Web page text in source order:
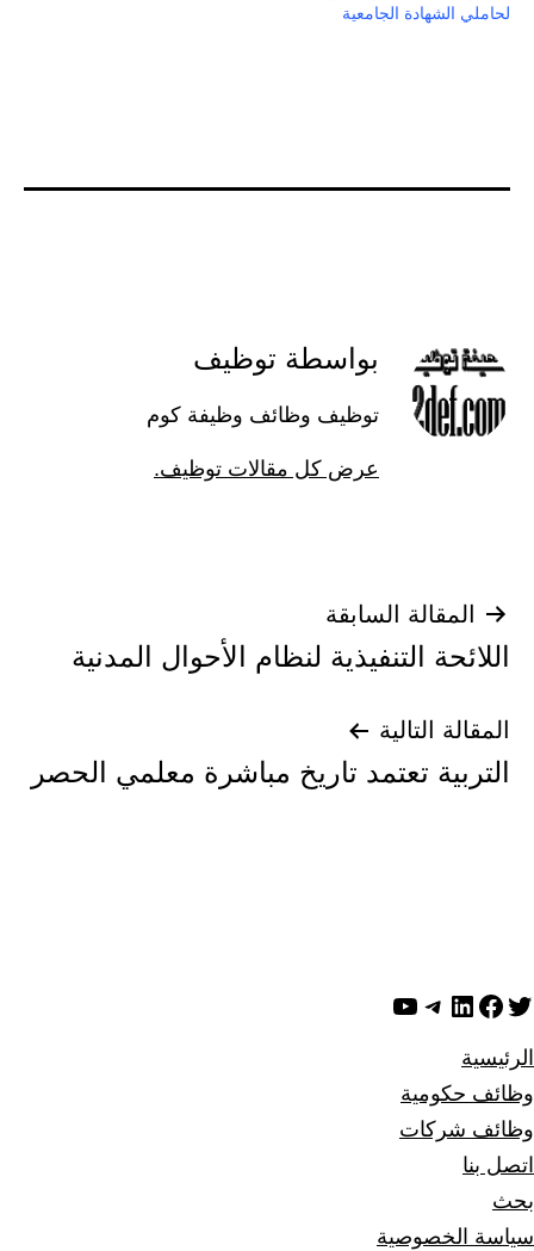
لحاملي الشهادة الجامعية
بواسطة توظيف
توظيف وظائف وظيفة كوم
عرض كل مقالات توظيف.
تصفّح
المقالات
المقالة السابقة
اللائحة التنفيذية لنظام الأحوال المدنية
المقالة التالية
التربية تعتمد تاريخ مباشرة معلمي الحصر
تويترفيسبوك
لينكد إن تيليجرام
يوتيوب
الرئيسية
وظائف حكومية
وظائف شركات
اتصل بنا
بحث
سياسة الخصوصية